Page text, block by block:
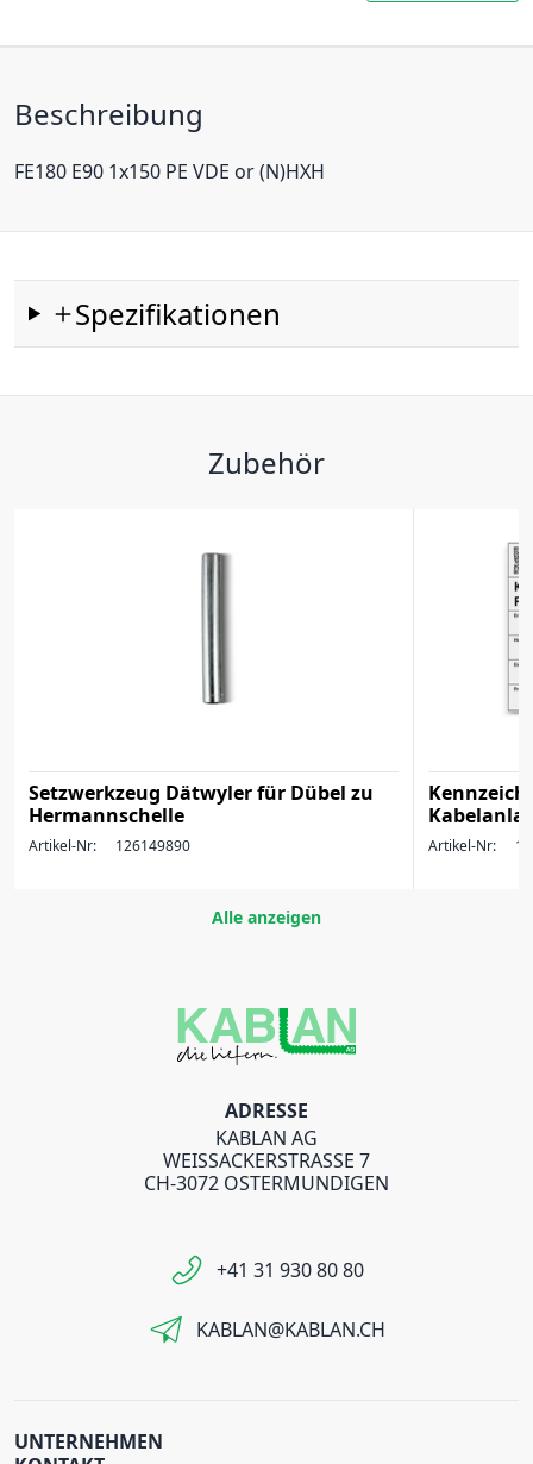
Beschreibung
FE180 E90 1x150 PE VDE or (N)HXH
Spezifikationen
Zubehör
Setzwerkzeug Dätwyler für Dübel zu
Hermannschelle
Artikel-Nr: 126149890 Artikel-Nr:
Alle anzeigen
ADRESSE
KABLAN AG
WEISSACKERSTRASSE 7
CH-3072 OSTERMUNDIGEN
+41 31 930 80 80
KABLAN@KABLAN.CH
UNTERNEHMEN